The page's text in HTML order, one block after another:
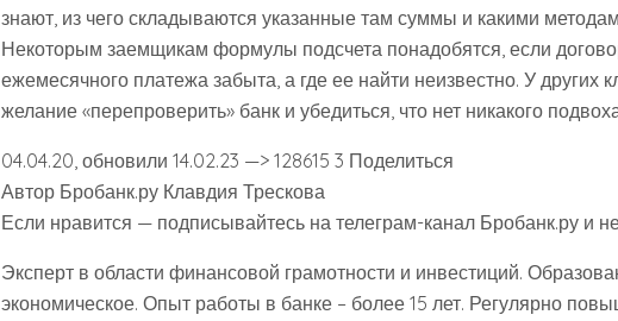
знают, из чего складываются указанные там суммы и какими
Некоторым заемщикам формулы подсчета понадобятся, если
ежемесячного платежа забыта, а где ее найти неизвестно. У других
желание «перепроверить» банк и убедиться, что нет никакого
04.04.20, обновили 14.02.23 —> 128615 3 Поделиться
Автор Бробанк.ру Клавдия Трескова
Если нравится — подписывайтесь на телеграм-канал Бробанк.ру и
Эксперт в области финансовой грамотности и инвестиций.
экономическое. Опыт работы в банке – более 15 лет. Регулярно